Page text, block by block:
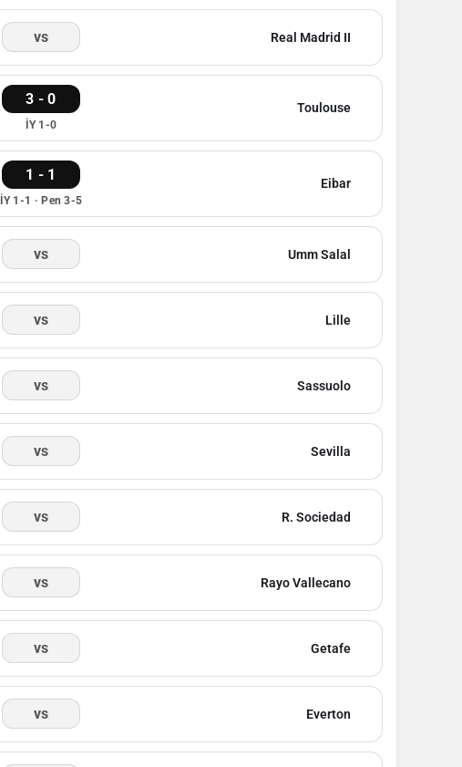
vs Real Madrid II
3 - 0
İY 1-0
Toulouse
1 - 1
İY 1-1 · Pen 3-5
Eibar
vs Umm Salal
vs Lille
vs Sassuolo
vs Sevilla
vs R. Sociedad
vs Rayo Vallecano
vs Getafe
vs Everton